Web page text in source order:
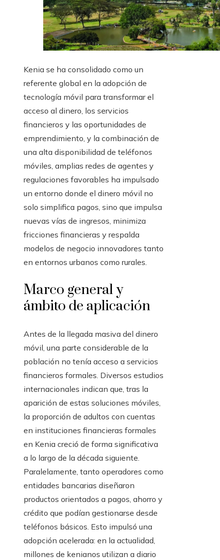
Kenia se ha consolidado como un
referente global en la adopción de
tecnología móvil para transformar el
acceso al dinero, los servicios
financieros y las oportunidades de
emprendimiento, y la combinación de
una alta disponibilidad de teléfonos
móviles, amplias redes de agentes y
regulaciones favorables ha impulsado
un entorno donde el dinero móvil no
solo simplifica pagos, sino que impulsa
nuevas vías de ingresos, minimiza
fricciones financieras y respalda
modelos de negocio innovadores tanto
en entornos urbanos como rurales.
Marco general y
ámbito de aplicación
Antes de la llegada masiva del dinero
móvil, una parte considerable de la
población no tenía acceso a servicios
financieros formales. Diversos estudios
internacionales indican que, tras la
aparición de estas soluciones móviles,
la proporción de adultos con cuentas
en instituciones financieras formales
en Kenia creció de forma significativa
a lo largo de la década siguiente.
Paralelamente, tanto operadores como
entidades bancarias diseñaron
productos orientados a pagos, ahorro y
crédito que podían gestionarse desde
teléfonos básicos. Esto impulsó una
adopción acelerada: en la actualidad,
millones de kenianos utilizan a diario